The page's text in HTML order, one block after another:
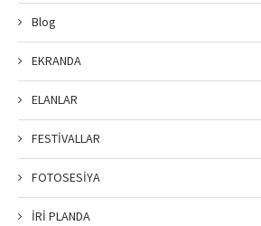
Blog
EKRANDA
ELANLAR
FESTİVALLAR
FOTOSESİYA
İRİ PLANDA